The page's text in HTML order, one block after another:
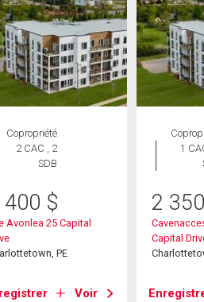
Copropriété
2 CAC , 2
SDB
400 $
Avonlea 25 Capital
PE
Voir
1
2 350
Capital